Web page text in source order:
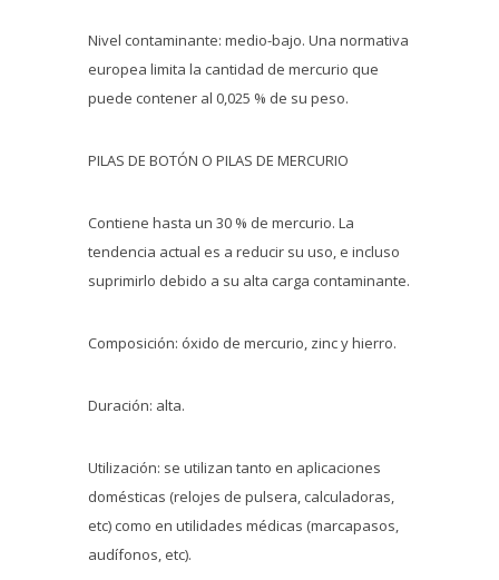
Nivel contaminante: medio-bajo. Una normativa
europea limita la cantidad de mercurio que
puede contener al 0,025 % de su peso.
PILAS DE BOTÓN O PILAS DE MERCURIO
Contiene hasta un 30 % de mercurio. La
tendencia actual es a reducir su uso, e incluso
suprimirlo debido a su alta carga contaminante.
Composición: óxido de mercurio, zinc y hierro.
Duración: alta.
Utilización: se utilizan tanto en aplicaciones
domésticas (relojes de pulsera, calculadoras,
etc) como en utilidades médicas (marcapasos,
audífonos, etc).